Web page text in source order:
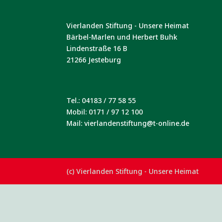
Vierlanden Stiftung - Unsere Heimat
Bärbel-Marlen und Herbert Buhk
Lindenstraße 16 B
21266 Jesteburg
Tel.: 04183 / 77 58 55
Mobil: 0171 / 97 12 100
Mail: vierlandenstiftung@t-online.de
(c) Vierlanden Stiftung - Unsere Heimat